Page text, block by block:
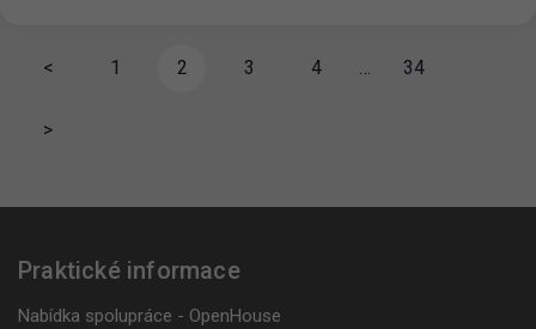
< 1 2 3 4 … 34
>
Praktické informace
Nabídka spolupráce - OpenHouse